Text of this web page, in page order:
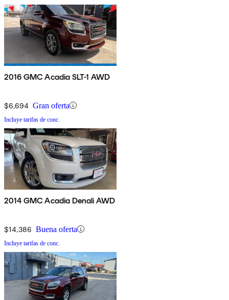
2016 GMC Acadia SLT-1 AWD
$6,694 Gran oferta
Incluye tarifas de conc.
2014 GMC Acadia Denali AWD
$14,386 Buena oferta
Incluye tarifas de conc.